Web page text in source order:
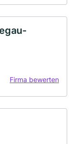
Firma bewerten